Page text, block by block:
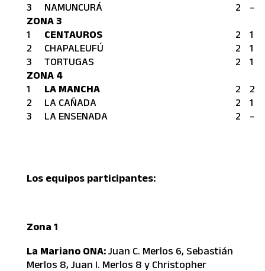
3
NAMUNCURÁ 2
–
ZONA 3
1
CENTAUROS 2
1
2
CHAPALEUFÚ 2
1
3
TORTUGAS 2
1
ZONA 4
1
LA MANCHA 2
2
2
LA CAÑADA 2
1
3
LA ENSENADA 2 –
Los equipos participantes:
Zona 1
La Mariano ONA: Juan C. Merlos 6, Sebastián
Merlos 8, Juan I. Merlos 8 y Christopher